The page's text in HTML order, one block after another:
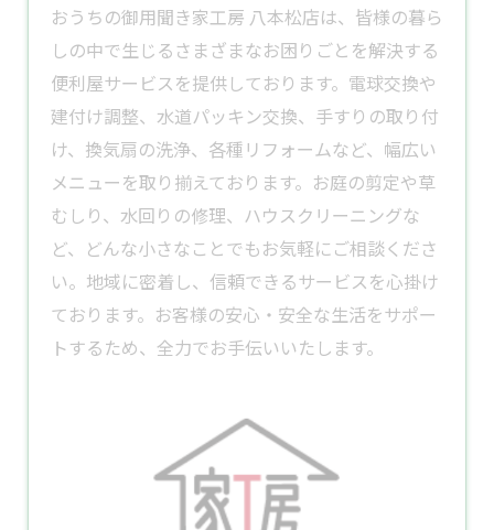
​おうちの御用聞き家工房 八本松店は、皆様の暮ら
しの中で生じるさまざまなお困りごとを解決する
便利屋サービスを提供しております。​電球交換や
建付け調整、水道パッキン交換、手すりの取り付
け、 換気扇の洗浄、各種 リフォームなど、幅広い
メニューを取り揃えております。​お庭の剪定や草
むしり、水回りの修理、ハウスクリーニングな
ど、どんな小さなことでもお気軽にご相談くださ
い。​地域に密着し、信頼できるサービスを心掛け
ております。​お客様の安心・安全な生活をサポー
トするため、全力でお手伝いいたします。